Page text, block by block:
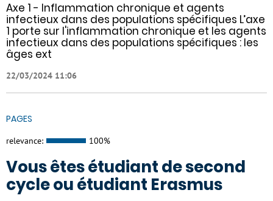
Axe 1 - Inflammation chronique et agents
infectieux dans des populations spécifiques L’axe
1 porte sur l'inflammation chronique et les agents
infectieux dans des populations spécifiques : les
âges ext
22/03/2024 11:06
PAGES
relevance: 100%
Vous êtes étudiant de second
cycle ou étudiant Erasmus